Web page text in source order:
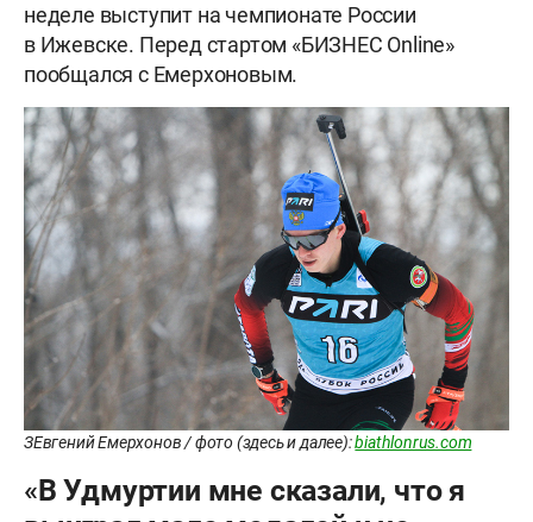
неделе выступит на чемпионате России
в Ижевске. Перед стартом «БИЗНЕС Online»
пообщался с Емерхоновым.
ЗЕвгений Емерхонов / фото (здесь и далее):biathlonrus.com
«В Удмуртии мне сказали, что я